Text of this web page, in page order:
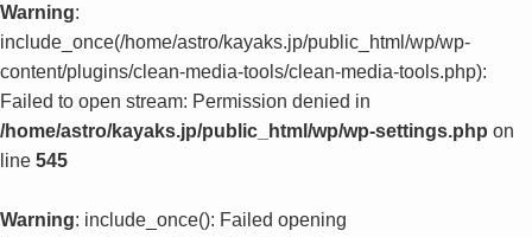
Warning:
include_once(/home/astro/kayaks.jp/public_html/wp/wp-
content/plugins/clean-media-tools/clean-media-tools.php):
Failed to open stream: Permission denied in
/home/astro/kayaks.jp/public_html/wp/wp-settings.php on
line 545
Warning: include_once(): Failed opening